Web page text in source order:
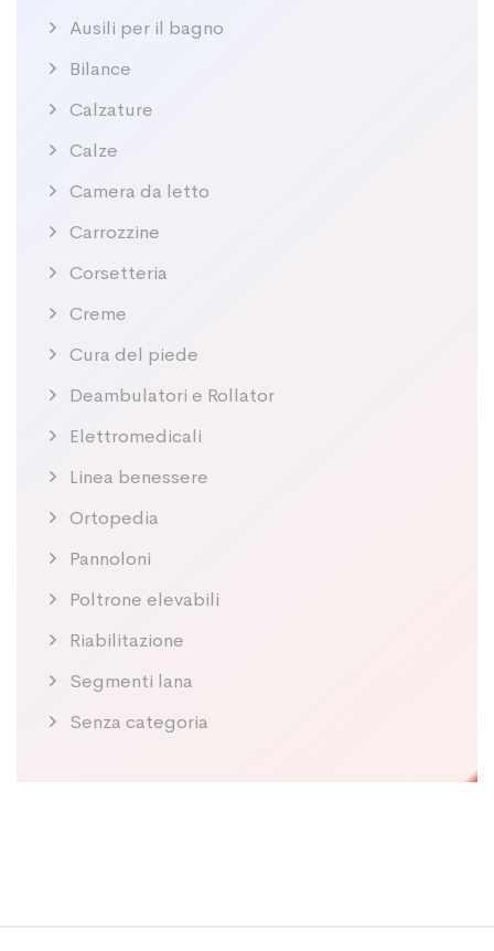
Ausili per il bagno
Bilance
Calzature
Calze
Camera da letto
Carrozzine
Corsetteria
Creme
Cura del piede
Deambulatori e Rollator
Elettromedicali
Linea benessere
Ortopedia
Pannoloni
Poltrone elevabili
Riabilitazione
Segmenti lana
Senza categoria